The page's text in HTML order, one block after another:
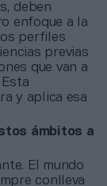
deben
enfoque a la
perfiles
previas
que van a
y aplica esa
ámbitos a
El mundo
conlleva